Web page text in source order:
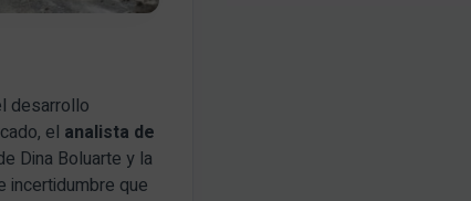
desarrollo
el analista de
Dina Boluarte y la
incertidumbre que